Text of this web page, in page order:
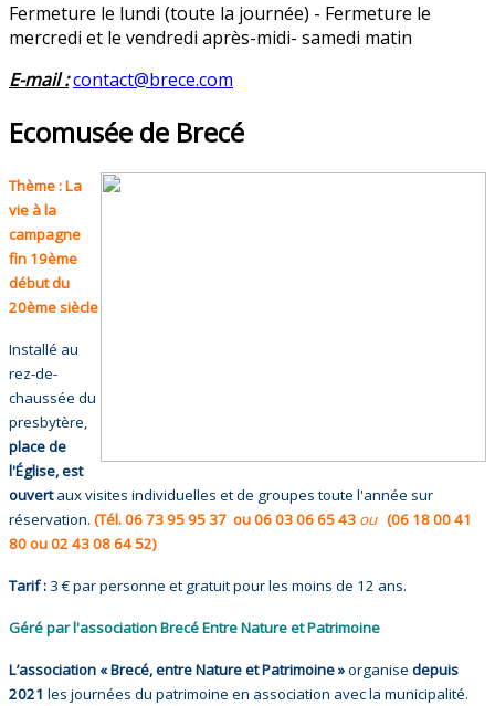
Fermeture le lundi (toute la journée) - Fermeture le
mercredi et le vendredi après-midi- samedi matin
E-mail :contact@brece.com
Ecomusée de Brecé
Thème : La
vie à la
campagne
fin 19ème
début du
20ème siècle
Installé au
rez-de-
chaussée du
presbytère,
place de
l'Église, est
ouvertaux visites individuelles et de groupes toute l'année sur
réservation. (Tél. 06 73 95 95 37 ou 06 03 06 65 43 ou (06 18 00 41
80 ou 02 43 08 64 52)
Tarif : 3 € par personne et gratuit pour les moins de 12 ans.
Géré par l'association Brecé Entre Nature et Patrimoine
L’association « Brecé, entre Nature et Patrimoine »organise depuis
2021 les journées du patrimoine en association avec la municipalité.